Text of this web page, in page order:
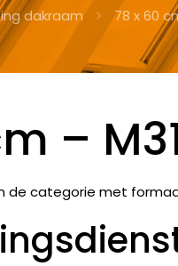
dakraam 78 x 60
–
de categorie met